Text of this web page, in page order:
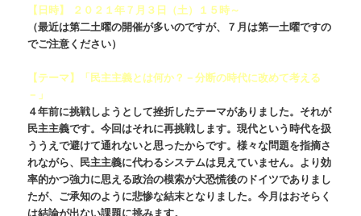
【日時】 ２０２１年７月３日（土）１５時～
（最近は第二土曜の開催が多いのですが、７月は第一土曜ですの
でご注意ください）
【テーマ】「民主主義とは何か？－分断の時代に改めて考える
－」
４年前に挑戦しようとして挫折したテーマがありました。それが
民主主義です。今回はそれに再挑戦します。現代という時代を扱
ううえで避けて通れないと思ったからです。様々な問題を指摘さ
れながら、民主主義に代わるシステムは見えていません。より効
率的かつ強力に思える政治の模索が大恐慌後のドイツでありまし
たが、ご承知のように悲惨な結末となりました。今月はおそらく
は結論が出ない課題に挑みます。